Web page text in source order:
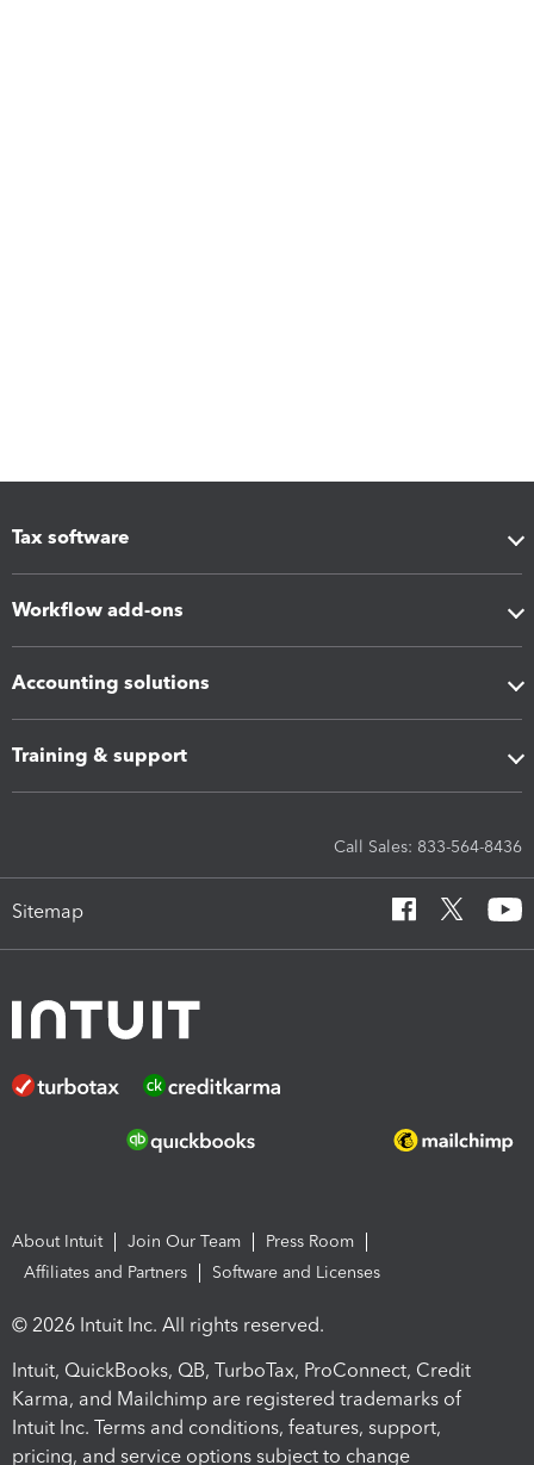
Tax software
Workflow add-ons
Accounting solutions
Training & support
Call Sales: 833-564-8436
Sitemap
About Intuit Join Our Team
Press Room
Affiliates and Partners
Software and Licenses
© 2026 Intuit Inc. All rights reserved.
Intuit, QuickBooks, QB, TurboTax, ProConnect, Credit
Karma, and Mailchimp are registered trademarks of
Intuit Inc. Terms and conditions, features, support,
pricing, and service options subject to change